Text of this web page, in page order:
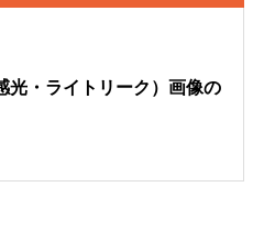
光・ライトリーク）画像の